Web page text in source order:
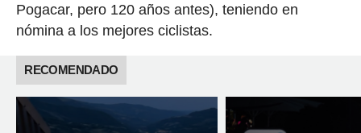
Pogacar, pero 120 años antes), teniendo en
nómina a los mejores ciclistas.
RECOMENDADO